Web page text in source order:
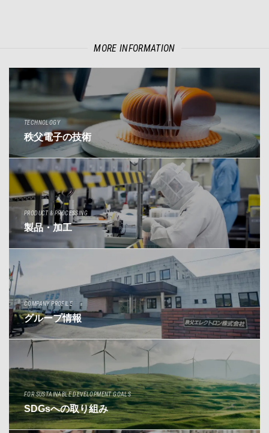
MORE INFORMATION
TECHNOLOGY
秩父電子の技術
PRODUCT & PROCESSING
製品・加工
COMPANY PROFILE
グループ情報
FOR SUSTAINABLE DEVELOPMENT GOALS
SDGsへの取り組み